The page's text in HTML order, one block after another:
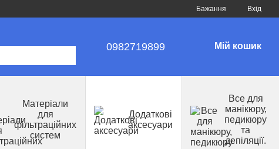
Бажання Вхід
0982719899 Мій кошик
Матеріали
для
фільтраційних
систем
Додаткові
аксесуари
Все для
манікюру,
педикюру
та
депіляції.